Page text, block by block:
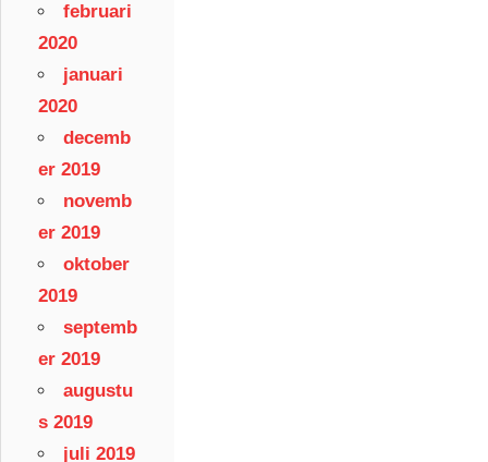
februari
2020
januari
2020
decemb
er 2019
novemb
er 2019
oktober
2019
septemb
er 2019
augustu
s 2019
juli 2019